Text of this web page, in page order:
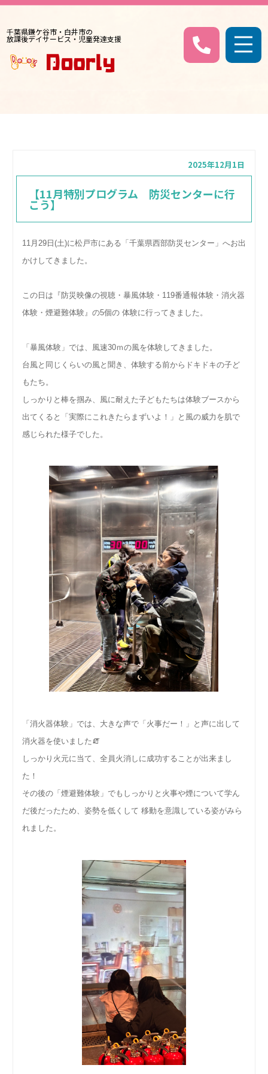
千葉県鎌ケ谷市・白井市の
放課後デイサービス・児童発達支援
2025年12月1日
【11月特別プログラム 防災センターに行
こう】
11月29日(土)に松戸市にある「千葉県西部防災センター」へお出
かけしてきました。
この日は『防災映像の視聴・暴風体験・119番通報体験・消火器
体験・煙避難体験』の5個の 体験に行ってきました。
「暴風体験」では、風速30ｍの風を体験してきました。
台風と同じくらいの風と聞き、体験する前からドキドキの子ど
もたち。
しっかりと棒を掴み、風に耐えた子どもたちは体験ブースから
出てくると「実際にこれきたらまずいよ！」と風の威力を肌で
感じられた様子でした。
「消火器体験」では、大きな声で「火事だー！」と声に出して
消火器を使いました🧯
しっかり火元に当て、全員火消しに成功することが出来まし
た！
その後の「煙避難体験」でもしっかりと火事や煙について学ん
だ後だったため、姿勢を低くして 移動を意識している姿がみら
れました。